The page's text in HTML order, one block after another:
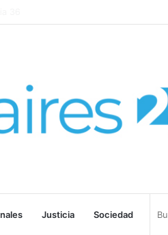
Justicia Sociedad